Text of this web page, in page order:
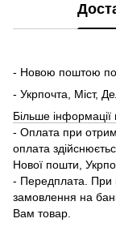
- Новою поштою по
- Укрпочта, Міст,
Більше інформації
- Оплата при
оплата
Нової пошти,
- Передплата. При
замовлення на
Вам товар.